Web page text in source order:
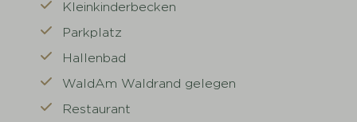
Kleinkinderbecken
Parkplatz
Hallenbad
WaldAm Waldrand gelegen
Restaurant